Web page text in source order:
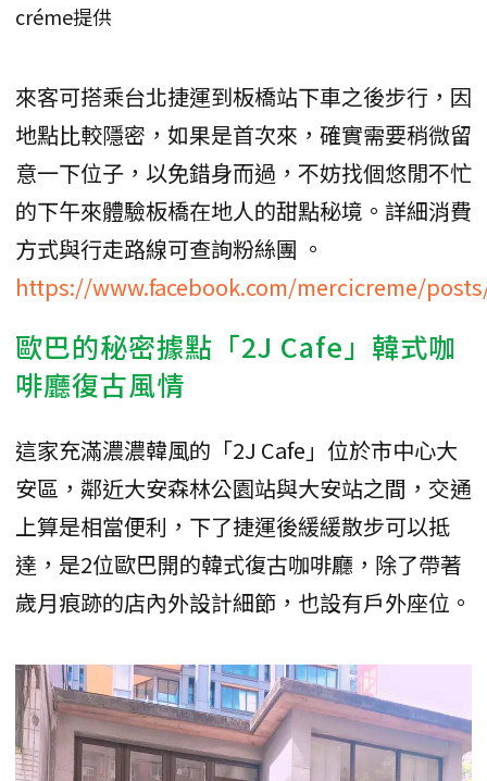
créme提供
來客可搭乘台北捷運到板橋站下車之後步行，因
地點比較隱密，如果是首次來，確實需要稍微留
意一下位子，以免錯身而過，不妨找個悠閒不忙
的下午來體驗板橋在地人的甜點秘境。詳細消費
方式與行走路線可查詢粉絲團 。
https://www.facebook.com/mercicreme/
歐巴的秘密據點「2J Cafe」韓式咖
啡廳復古風情
這家充滿濃濃韓風的「2J Cafe」位於市中心大
安區，鄰近大安森林公園站與大安站之間，交通
上算是相當便利，下了捷運後緩緩散步可以抵
達，是2位歐巴開的韓式復古咖啡廳，除了帶著
歲月痕跡的店內外設計細節，也設有戶外座位。